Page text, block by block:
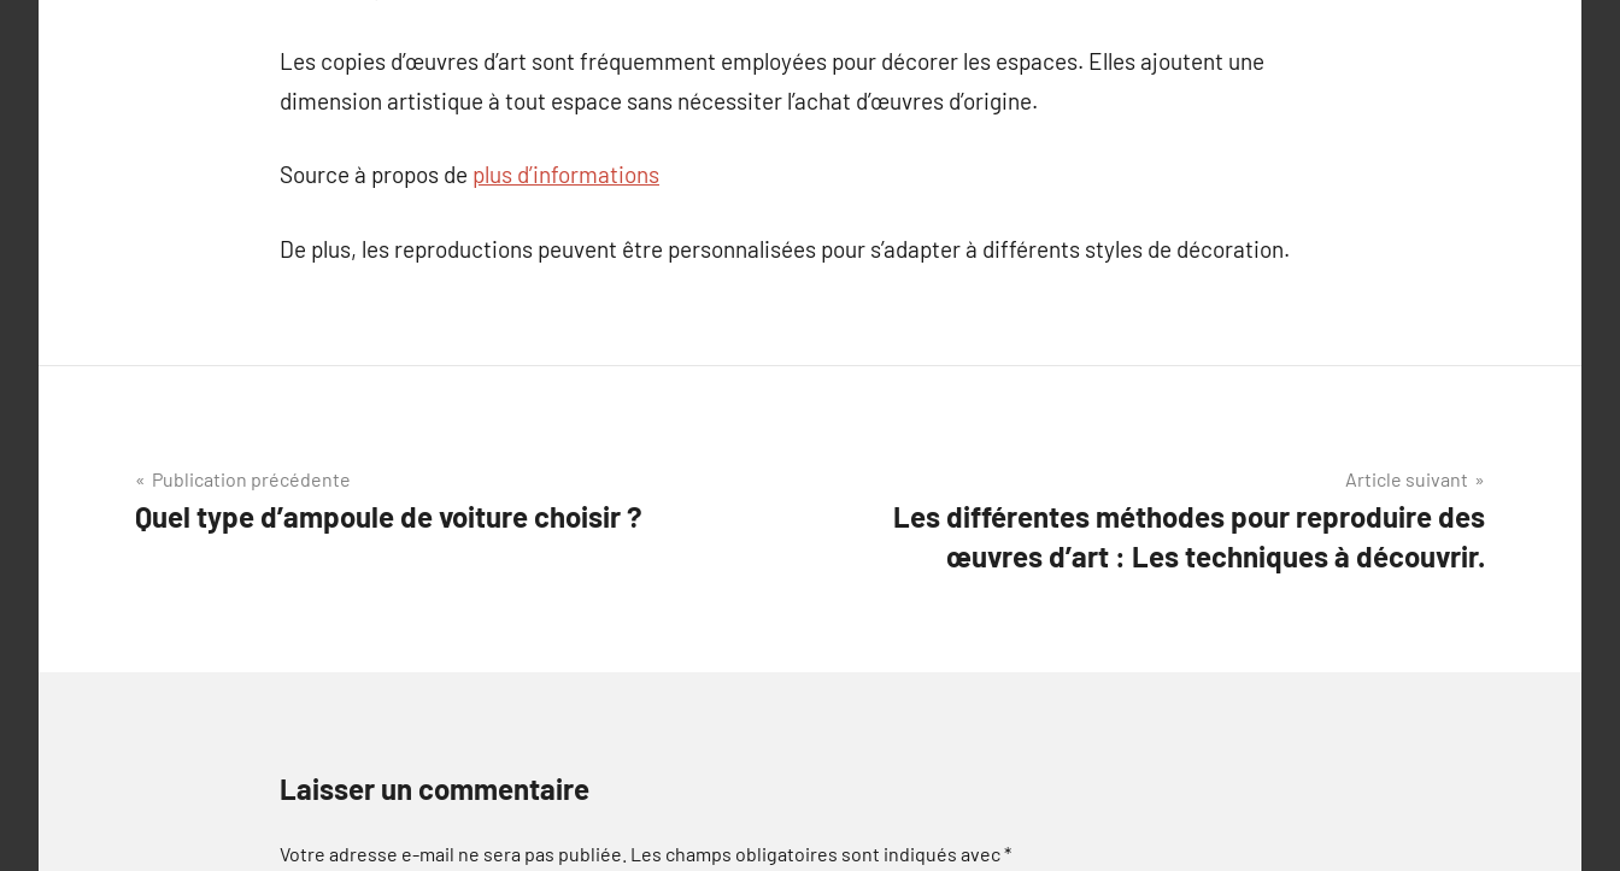
Les copies d’œuvres d’art sont fréquemment employées pour décorer les espaces. Elles ajoutent une
dimension artistique à tout espace sans nécessiter l’achat d’œuvres d’origine.
Source à propos de plus d’informations
De plus, les reproductions peuvent être personnalisées pour s’adapter à différents styles de décoration.
Navigation
de
Publication précédente
Quel type d’ampoule de voiture choisir ?
Article suivant
Les différentes méthodes pour reproduire des
œuvres d’art : Les techniques à découvrir.
Laisser un commentaire
Votre adresse e-mail ne sera pas publiée. Les champs obligatoires sont indiqués avec*